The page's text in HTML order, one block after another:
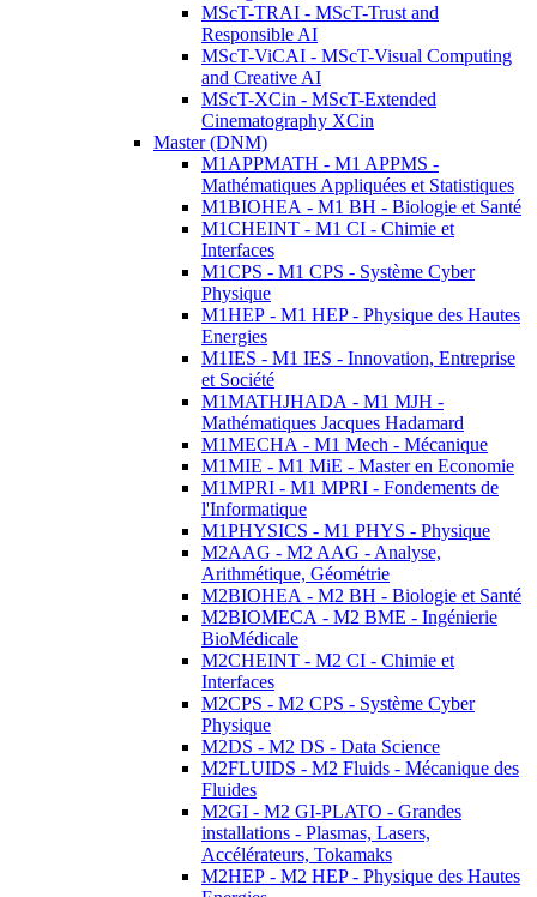
MScT-TRAI - MScT-Trust and
Responsible AI
MScT-ViCAI - MScT-Visual Computing
and Creative AI
MScT-XCin - MScT-Extended
Cinematography XCin
Master (DNM)
M1APPMATH - M1 APPMS -
Mathématiques Appliquées et Statistiques
M1BIOHEA - M1 BH - Biologie et Santé
M1CHEINT - M1 CI - Chimie et
Interfaces
M1CPS - M1 CPS - Système Cyber
Physique
M1HEP - M1 HEP - Physique des Hautes
Energies
M1IES - M1 IES - Innovation, Entreprise
et Société
M1MATHJHADA - M1 MJH -
Mathématiques Jacques Hadamard
M1MECHA - M1 Mech - Mécanique
M1MIE - M1 MiE - Master en Economie
M1MPRI - M1 MPRI - Fondements de
l'Informatique
M1PHYSICS - M1 PHYS - Physique
M2AAG - M2 AAG - Analyse,
Arithmétique, Géométrie
M2BIOHEA - M2 BH - Biologie et Santé
M2BIOMECA - M2 BME - Ingénierie
BioMédicale
M2CHEINT - M2 CI - Chimie et
Interfaces
M2CPS - M2 CPS - Système Cyber
Physique
M2DS - M2 DS - Data Science
M2FLUIDS - M2 Fluids - Mécanique des
Fluides
M2GI - M2 GI-PLATO - Grandes
installations - Plasmas, Lasers,
Accélérateurs, Tokamaks
M2HEP - M2 HEP - Physique des Hautes